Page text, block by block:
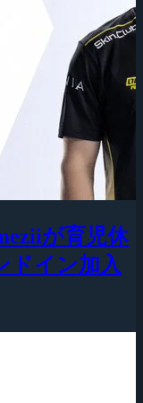
が育児休
ドイン加入